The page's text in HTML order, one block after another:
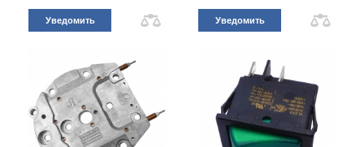
Уведомить Уведомить